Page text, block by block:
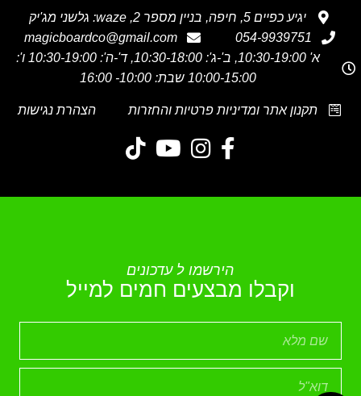
יגיע כפיים 5, חיפה, בניין מספר 2, waze: גלשני מג'יק
054-9939751
magicboardco@gmail.com
א' 10:30-19:00, ב'-ג': 10:30-18:00, ד'-ה': 10:30-19:00 ו':
10:00-15:00 שבת: 10:00- 16:00
תקנון אתר ומדיניות פרטיות והחזרות הצהרת נגישות
הירשמו ל עדכונים
וקבלו מבצעים חמים למייל